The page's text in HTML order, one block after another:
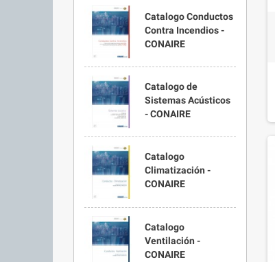
Catalogo Conductos
Contra Incendios -
CONAIRE
Catalogo de
Sistemas Acústicos
- CONAIRE
Catalogo
Climatización -
CONAIRE
Catalogo
Ventilación -
CONAIRE